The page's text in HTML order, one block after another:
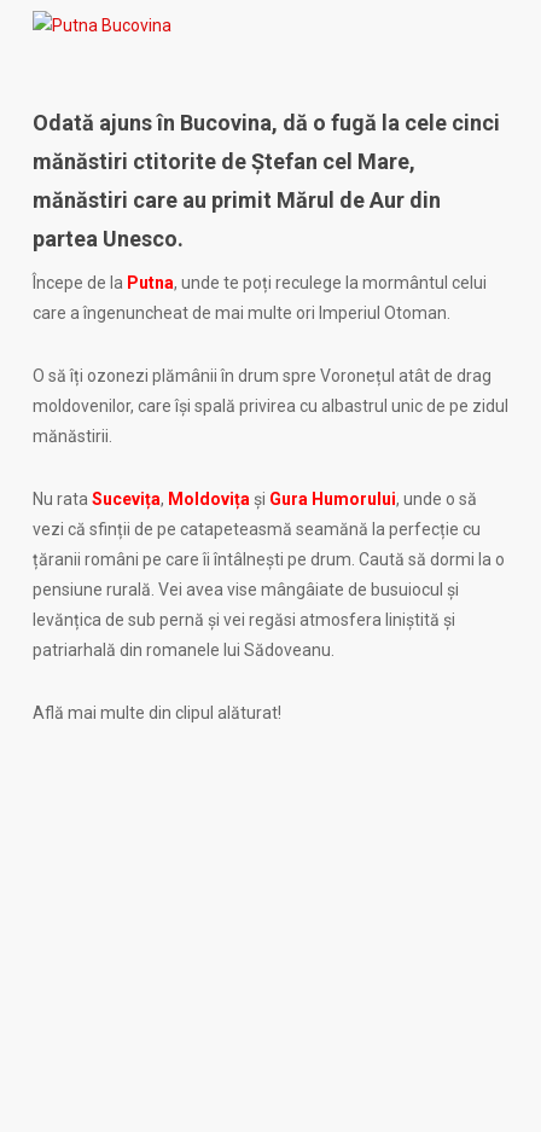
Odată ajuns în Bucovina, dă o fugă la cele cinci
mănăstiri ctitorite de Ștefan cel Mare,
mănăstiri care au primit Mărul de Aur din
partea Unesco.
Începe de la Putna, unde te poți reculege la mormântul celui
care a îngenuncheat de mai multe ori Imperiul Otoman.
O să îți ozonezi plămânii în drum spre Voronețul atât de drag
moldovenilor, care își spală privirea cu albastrul unic de pe zidul
mănăstirii.
Nu rata Sucevița, Moldovița și Gura Humorului, unde o să
vezi că sfinții de pe catapeteasmă seamănă la perfecție cu
țăranii români pe care îi întâlnești pe drum. Caută să dormi la o
pensiune rurală. Vei avea vise mângâiate de busuiocul și
levănțica de sub pernă și vei regăsi atmosfera liniștită și
patriarhală din romanele lui Sădoveanu.
Află mai multe din clipul alăturat!